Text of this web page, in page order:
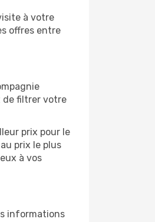
à votre
offres entre
de filtrer votre
prix pour le
prix le plus
à vos
informations